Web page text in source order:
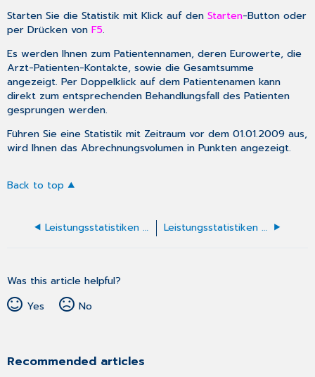
Starten Sie die Statistik mit Klick auf denStarten-Button oder
per Drücken vonF5.
Es werden Ihnen zum Patientennamen, deren Eurowerte, die
Arzt-Patienten-Kontakte, sowie die Gesamtsumme
angezeigt. Per Doppelklick auf dem Patientenamen kann
direkt zum entsprechenden Behandlungsfall des Patienten
gesprungen werden.
Führen Sie eine Statistik mit Zeitraum vor dem 01.01.2009 aus,
wird Ihnen das Abrechnungsvolumen in Punkten angezeigt.
Back to top
Leistungsstatistiken - Laborbudget 2013 Leistungsstatistiken - Patienten nach Laborleistungsvolumen
Was this article helpful?
Yes
No
Recommended articles